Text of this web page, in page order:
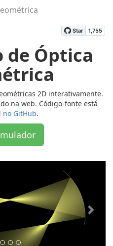
de Óptica
2D interativamente.
na web. Código-fonte está
no GitHub.